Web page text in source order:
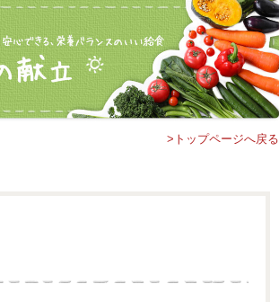
>トップページへ戻る